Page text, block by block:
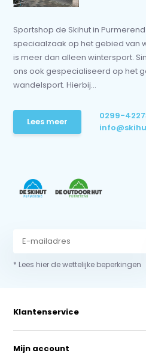
Sportshop de Skihut in
speciaalzaak op het gebied van
is meer dan alleen wintersport.
ons ook gespecialiseerd op het
wandelsport. Hierbij...
Lees meer
0299-
* Lees hier de wettelijke beperkingen
Klantenservice
Mijn account